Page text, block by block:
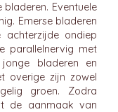
Eventuele
Emerse bladeren
ondiep
parallelnervig met
bladeren en
overige zijn zowel
groen. Zodra
de aanmaak van